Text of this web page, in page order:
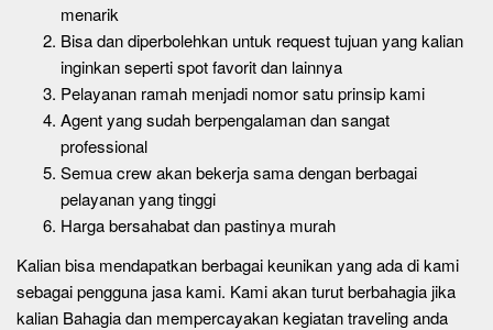
menarik
Bisa dan diperbolehkan untuk request tujuan yang kalian
inginkan seperti spot favorit dan lainnya
Pelayanan ramah menjadi nomor satu prinsip kami
Agent yang sudah berpengalaman dan sangat
professional
Semua crew akan bekerja sama dengan berbagai
pelayanan yang tinggi
Harga bersahabat dan pastinya murah
Kalian bisa mendapatkan berbagai keunikan yang ada di kami
sebagai pengguna jasa kami. Kami akan turut berbahagia jika
kalian Bahagia dan mempercayakan kegiatan traveling anda